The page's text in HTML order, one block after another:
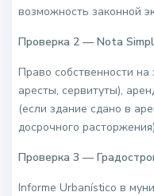
возможность законной
Проверка 2 — Nota
Право собственности
аресты, сервитуты),
(если здание сдано в
досрочного
Проверка 3 —
Informe Urbanístico в